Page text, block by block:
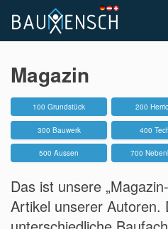
Magazin
100 Grundstück 200
300 Bauwerk 400
500 Aussen 700
Das ist unsere
Artikel unserer Autoren.